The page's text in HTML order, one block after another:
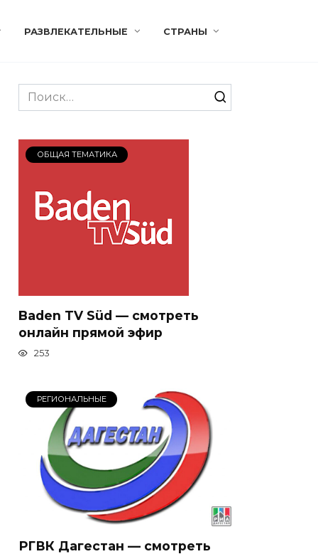
РАЗВЛЕКАТЕЛЬНЫЕ СТРАНЫ
Search
for:
ОБЩАЯ ТЕМАТИКА
Baden TV Süd — смотреть
онлайн прямой эфир
253
РЕГИОНАЛЬНЫЕ
РГВК Дагестан — смотреть